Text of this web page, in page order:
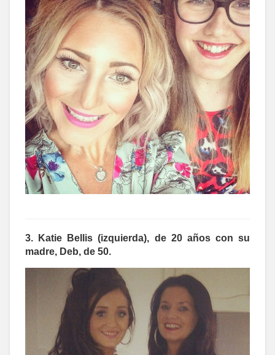
3. Katie Bellis (izquierda), de 20 años con su
madre, Deb, de 50.